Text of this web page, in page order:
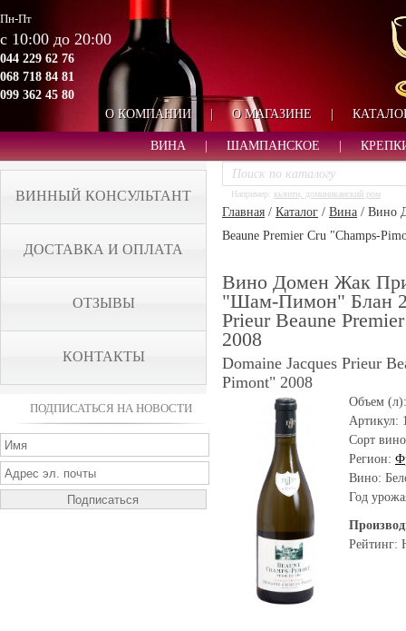
Пн-Пт
с 10:00 до 20:00
044 229 62 76
068 718 84 81
099 362 45 80
О КОМПАНИИ
| О МАГАЗИНЕ |
ВИНА ШАМПАНСКОЕ
ВИННЫЙ КОНСУЛЬТАНТ
ДОСТАВКА И ОПЛАТА
ОТЗЫВЫ
КОНТАКТЫ
ПОДПИСАТЬСЯ НА НОВОСТИ
Например: кьянти, доминиканский ром
Главная / Каталог / Вина / Вино
Beaune Premier Cru "Champs-
Вино Домен Жак
"Шам-Пимон" Блан
Prieur Beaune
2008
Domaine Jacques Prieur
Pimont" 2008
Объем
Артикул:
Сорт
Регион:
Вино:
Год
Рейтинг: